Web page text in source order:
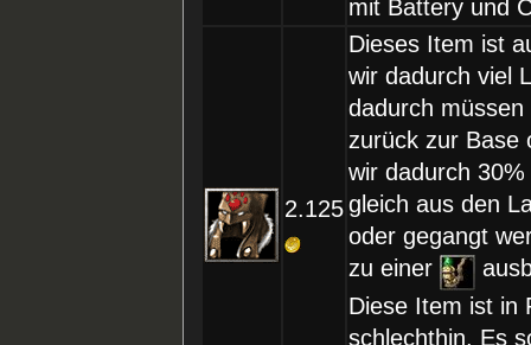
mit Battery und
2.125
Dieses Item ist
wir dadurch viel
dadurch
zurück zur Base
wir dadurch
gleich aus den
oder gegangt
zu einer
Diese Item ist in
schlechthin. Es